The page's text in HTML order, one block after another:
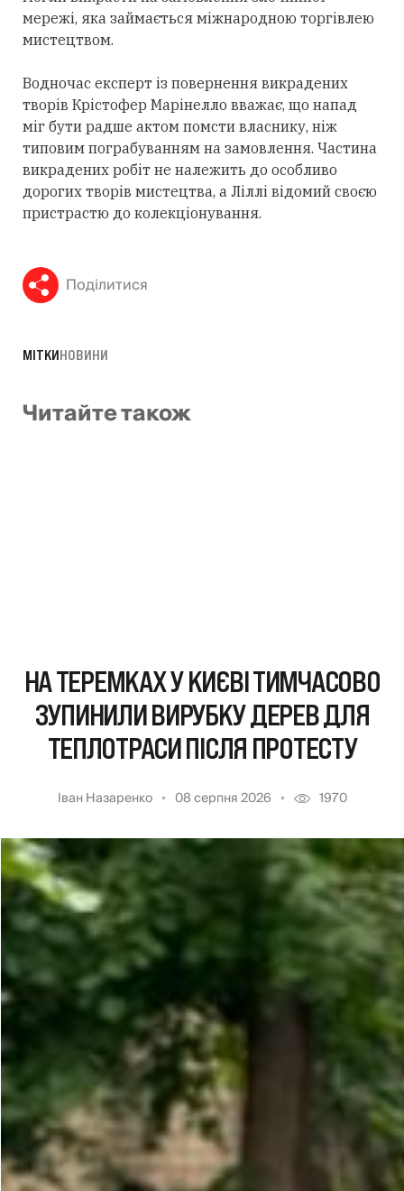
мережі, яка займається міжнародною торгівлею
мистецтвом.
Водночас експерт із повернення викрадених
творів Крістофер Марінелло вважає, що напад
міг бути радше актом помсти власнику, ніж
типовим пограбуванням на замовлення. Частина
викрадених робіт не належить до особливо
дорогих творів мистецтва, а Ліллі відомий своєю
пристрастю до колекціонування.
Поділитися
МІТКИНОВИНИ
Читайте також
НА ТЕРЕМКАХ У КИЄВІ ТИМЧАСОВО
ЗУПИНИЛИ ВИРУБКУ ДЕРЕВ ДЛЯ
ТЕПЛОТРАСИ ПІСЛЯ ПРОТЕСТУ
Іван Назаренко 08 серпня 2026 1970